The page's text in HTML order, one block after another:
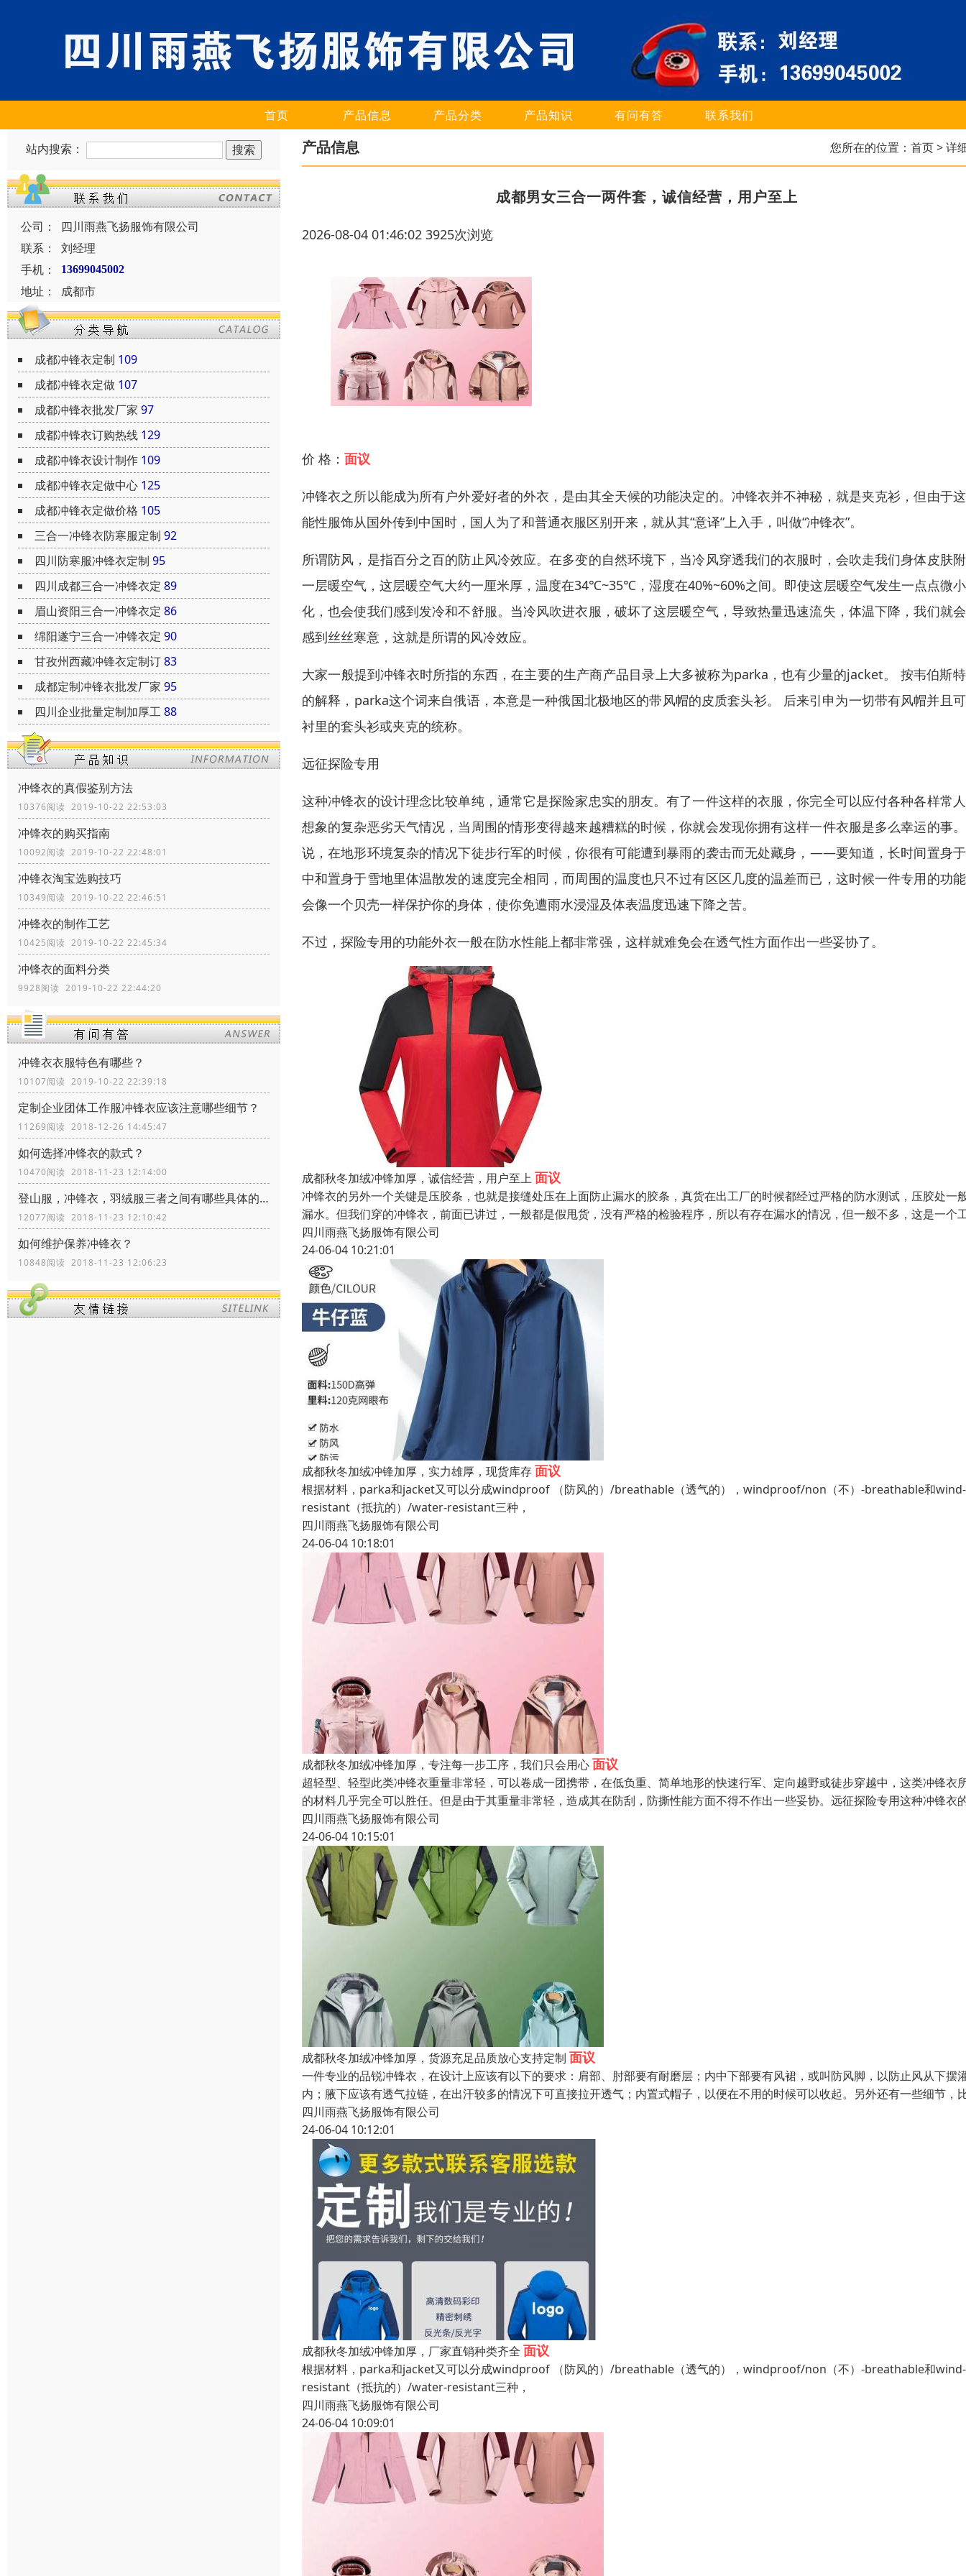
首页 产品信息 产品分类 产品知识 有问有答 联系我们
站内搜索：
公司：
四川雨燕飞扬服饰有限公司
联系：
刘经理
手机：
13699045002
地址： 成都市
成都冲锋衣定制 109
成都冲锋衣定做 107
成都冲锋衣批发厂家 97
成都冲锋衣订购热线 129
成都冲锋衣设计制作 109
成都冲锋衣定做中心 125
成都冲锋衣定做价格 105
三合一冲锋衣防寒服定制 92
四川防寒服冲锋衣定制 95
四川成都三合一冲锋衣定 89
眉山资阳三合一冲锋衣定 86
绵阳遂宁三合一冲锋衣定 90
甘孜州西藏冲锋衣定制订83
成都定制冲锋衣批发厂家 95
四川企业批量定制加厚工88
冲锋衣的真假鉴别方法
10376阅读 2019-10-22 22:53:03
冲锋衣的购买指南
10092阅读 2019-10-22 22:48:01
冲锋衣淘宝选购技巧
10349阅读 2019-10-22 22:46:51
冲锋衣的制作工艺
10425阅读 2019-10-22 22:45:34
冲锋衣的面料分类
9928阅读 2019-10-22 22:44:20
冲锋衣衣服特色有哪些？
10107阅读 2019-10-22 22:39:18
定制企业团体工作服冲锋衣应该注意哪些细节？
11269阅读 2018-12-26 14:45:47
如何选择冲锋衣的款式？
10470阅读 2018-11-23 12:14:00
登山服，冲锋衣，羽绒服三者之间有哪些具体的区别？
12077阅读 2018-11-23 12:10:42
如何维护保养冲锋衣？
10848阅读 2018-11-23 12:06:23
产品信息 您所在的位置： 首页> 详
成都男女三合一两件套，诚信经营，用户至上
2026-08-04 01:46:02 3925次浏览
价 格： 面议
冲锋衣之所以能成为所有户外爱好者的外衣，是由其全天候的功能决定的。冲锋衣并不神秘，就是夹克衫，但由于
能性服饰从国外传到中国时，国人为了和普通衣服区别开来，就从其“意译”上入手，叫做“冲锋衣”。
所谓防风，是指百分之百的防止风冷效应。在多变的自然环境下，当冷风穿透我们的衣服时，会吹走我们身体皮肤
一层暖空气，这层暖空气大约一厘米厚，温度在34℃~35℃，湿度在40%~60%之间。即使这层暖空气发生一点点微
化，也会使我们感到发冷和不舒服。当冷风吹进衣服，破坏了这层暖空气，导致热量迅速流失，体温下降，我们就
感到丝丝寒意，这就是所谓的风冷效应。
大家一般提到冲锋衣时所指的东西，在主要的生产商产品目录上大多被称为parka，也有少量的jacket。 按韦伯斯
的解释，parka这个词来自俄语，本意是一种俄国北极地区的带风帽的皮质套头衫。 后来引申为一切带有风帽并且
衬里的套头衫或夹克的统称。
远征探险专用
这种冲锋衣的设计理念比较单纯，通常它是探险家忠实的朋友。有了一件这样的衣服，你完全可以应付各种各样常
想象的复杂恶劣天气情况，当周围的情形变得越来越糟糕的时候，你就会发现你拥有这样一件衣服是多么幸运的事
说，在地形环境复杂的情况下徒步行军的时候，你很有可能遭到暴雨的袭击而无处藏身，——要知道，长时间置身
中和置身于雪地里体温散发的速度完全相同，而周围的温度也只不过有区区几度的温差而已，这时候一件专用的功
会像一个贝壳一样保护你的身体，使你免遭雨水浸湿及体表温度迅速下降之苦。
不过，探险专用的功能外衣一般在防水性能上都非常强，这样就难免会在透气性方面作出一些妥协了。
成都秋冬加绒冲锋加厚，诚信经营，用户至上 面议
冲锋衣的另外一个关键是压胶条，也就是接缝处压在上面防止漏水的胶条，真货在出工厂的时候都经过严格的防水测试，压胶处一
漏水。但我们穿的冲锋衣，前面已讲过，一般都是假甩货，没有严格的检验程序，所以有存在漏水的情况，但一般不多，这是一个
四川雨燕飞扬服饰有限公司
24-06-04 10:21:01
成都秋冬加绒冲锋加厚，实力雄厚，现货库存面议
根据材料，parka和jacket又可以分成windproof （防风的）/breathable（透气的），windproof/non（不）-breathable和wind-
resistant（抵抗的）/water-resistant三种，
四川雨燕飞扬服饰有限公司
24-06-04 10:18:01
成都秋冬加绒冲锋加厚，专注每一步工序，我们只会用心面议
超轻型、轻型此类冲锋衣重量非常轻，可以卷成一团携带，在低负重、简单地形的快速行军、定向越野或徒步穿越中，这类冲锋衣
的材料几乎完全可以胜任。但是由于其重量非常轻，造成其在防刮，防撕性能方面不得不作出一些妥协。远征探险专用这种冲锋衣
四川雨燕飞扬服饰有限公司
24-06-04 10:15:01
成都秋冬加绒冲锋加厚，货源充足品质放心支持定制 面议
一件专业的品锐冲锋衣，在设计上应该有以下的要求：肩部、肘部要有耐磨层；内中下部要有风裙，或叫防风脚，以防止风从下摆
内；腋下应该有透气拉链，在出汗较多的情况下可直接拉开透气；内置式帽子，以便在不用的时候可以收起。另外还有一些细节，
四川雨燕飞扬服饰有限公司
24-06-04 10:12:01
成都秋冬加绒冲锋加厚，厂家直销种类齐全 面议
根据材料，parka和jacket又可以分成windproof （防风的）/breathable（透气的），windproof/non（不）-breathable和wind-
resistant（抵抗的）/water-resistant三种，
四川雨燕飞扬服饰有限公司
24-06-04 10:09:01